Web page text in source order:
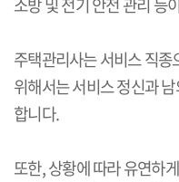
소방 및 전기 안전 관리 등
주택관리사는 서비스 직
위해서는 서비스 정신과
합니다.
또한, 상황에 따라 유연하